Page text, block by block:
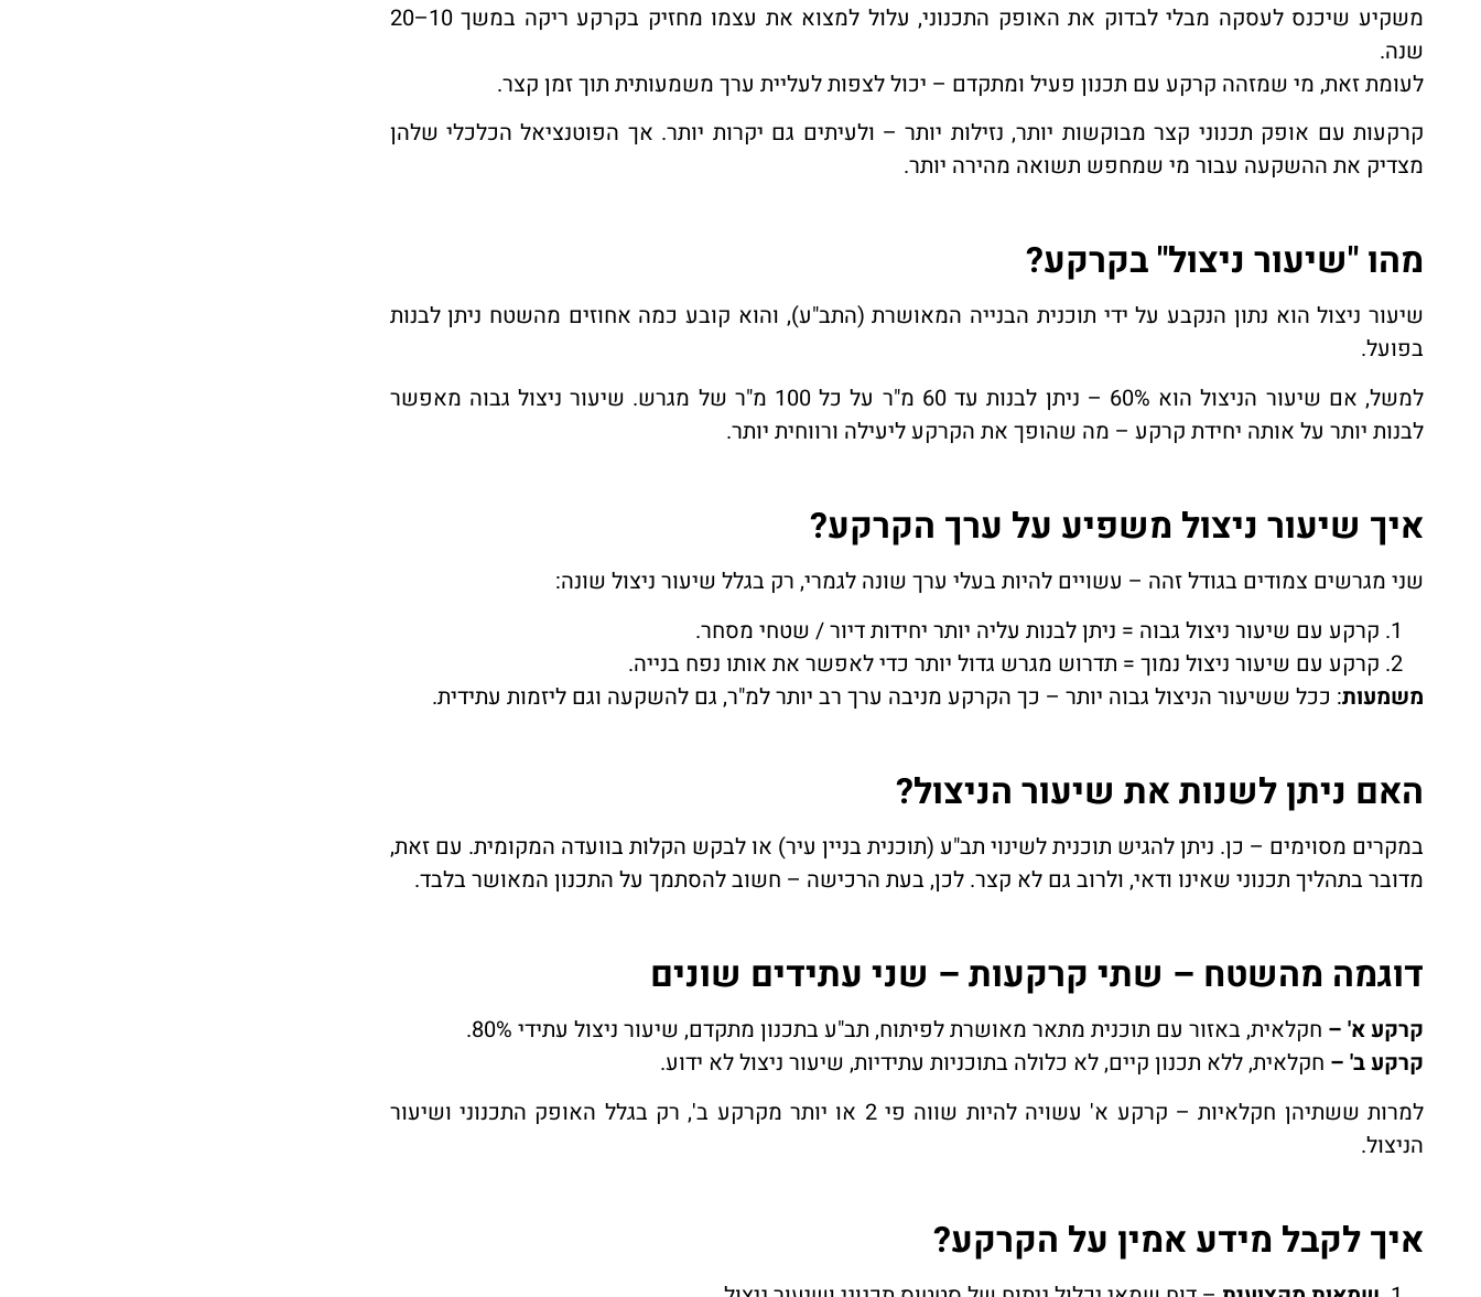
משקיע שיכנס לעסקה מבלי לבדוק את האופק התכנוני, עלול למצוא את עצמו מחזיק בקרקע ריקה במשך 10–20
שנה.
לעומת זאת, מי שמזהה קרקע עם תכנון פעיל ומתקדם – יכול לצפות לעליית ערך משמעותית תוך זמן קצר.
קרקעות עם אופק תכנוני קצר מבוקשות יותר, נזילות יותר – ולעיתים גם יקרות יותר. אך הפוטנציאל הכלכלי שלהן
מצדיק את ההשקעה עבור מי שמחפש תשואה מהירה יותר.
מהו "שיעור ניצול" בקרקע?
שיעור ניצול הוא נתון הנקבע על ידי תוכנית הבנייה המאושרת (התב"ע), והוא קובע כמה אחוזים מהשטח ניתן לבנות
בפועל.
למשל, אם שיעור הניצול הוא 60% – ניתן לבנות עד 60 מ"ר על כל 100 מ"ר של מגרש. שיעור ניצול גבוה מאפשר
לבנות יותר על אותה יחידת קרקע – מה שהופך את הקרקע ליעילה ורווחית יותר.
איך שיעור ניצול משפיע על ערך הקרקע?
שני מגרשים צמודים בגודל זהה – עשויים להיות בעלי ערך שונה לגמרי, רק בגלל שיעור ניצול שונה:
קרקע עם שיעור ניצול גבוה = ניתן לבנות עליה יותר יחידות דיור / שטחי מסחר.
קרקע עם שיעור ניצול נמוך = תדרוש מגרש גדול יותר כדי לאפשר את אותו נפח בנייה.
משמעות: ככל ששיעור הניצול גבוה יותר – כך הקרקע מניבה ערך רב יותר למ"ר, גם להשקעה וגם ליזמות עתידית.
האם ניתן לשנות את שיעור הניצול?
במקרים מסוימים – כן. ניתן להגיש תוכנית לשינוי תב"ע (תוכנית בניין עיר) או לבקש הקלות בוועדה המקומית. עם זאת,
מדובר בתהליך תכנוני שאינו ודאי, ולרוב גם לא קצר. לכן, בעת הרכישה – חשוב להסתמך על התכנון המאושר בלבד.
דוגמה מהשטח – שתי קרקעות – שני עתידים שונים
קרקע א' – חקלאית, באזור עם תוכנית מתאר מאושרת לפיתוח, תב"ע בתכנון מתקדם, שיעור ניצול עתידי 80%.
קרקע ב' – חקלאית, ללא תכנון קיים, לא כלולה בתוכניות עתידיות, שיעור ניצול לא ידוע.
למרות ששתיהן חקלאיות – קרקע א' עשויה להיות שווה פי 2 או יותר מקרקע ב', רק בגלל האופק התכנוני ושיעור
הניצול.
איך לקבל מידע אמין על הקרקע?